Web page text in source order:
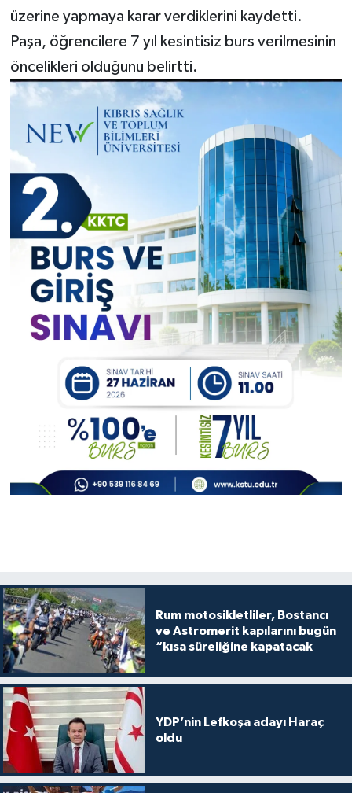
üzerine yapmaya karar verdiklerini kaydetti.
Paşa, öğrencilere 7 yıl kesintisiz burs verilmesinin
öncelikleri olduğunu belirtti.
Rum motosikletliler, Bostancı
ve Astromerit kapılarını bugün
“kısa süreliğine kapatacak
YDP’nin Lefkoşa adayı Haraç
oldu